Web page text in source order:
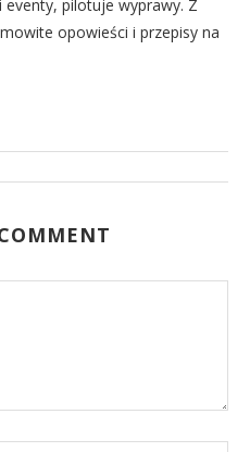
pilotuje wyprawy. Z
opowieści i przepisy na